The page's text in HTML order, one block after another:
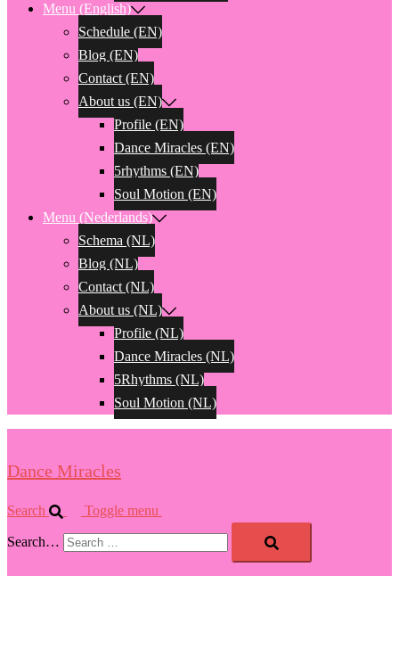
Menu (English)
Schedule (EN)
Blog (EN)
Contact (EN)
About us (EN)
Profile (EN)
Dance Miracles (EN)
5rhythms (EN)
Soul Motion (EN)
Menu (Nederlands)
Schema (NL)
Blog (NL)
Contact (NL)
About us (NL)
Profile (NL)
Dance Miracles (NL)
5Rhythms (NL)
Soul Motion (NL)
Dance Miracles
Search Toggle menu
Search…